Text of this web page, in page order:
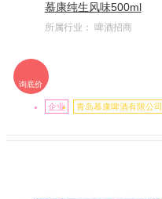
慕康纯生风味500ml
所属行业： 啤酒招商
询底价
企业 青岛慕康啤酒有限公司